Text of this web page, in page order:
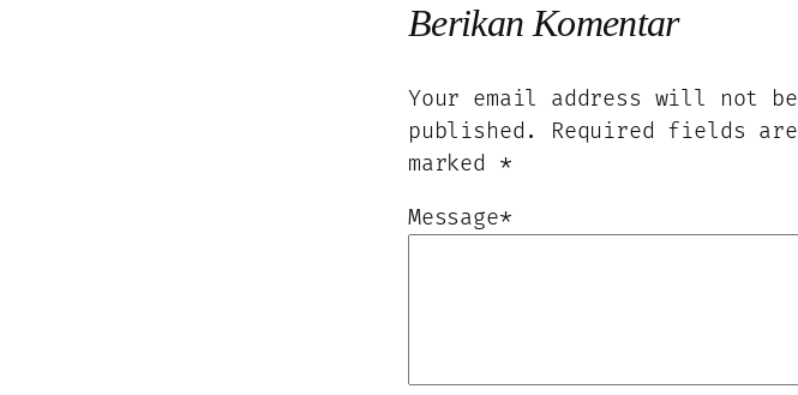
Berikan Komentar
Your email address will not be
published.
Required fields are
marked *
Message*